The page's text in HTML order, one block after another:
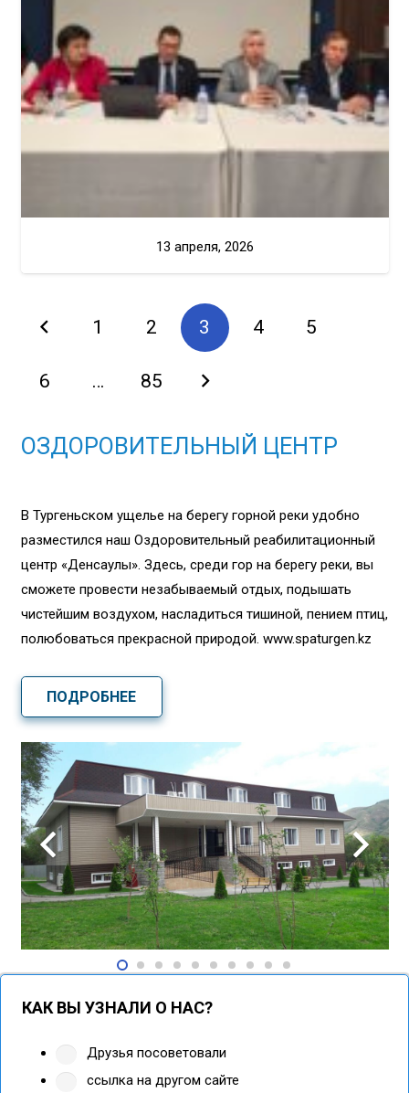
13 апреля, 2026
1 2 3 4 5
6 … 85
ОЗДОРОВИТЕЛЬНЫЙ ЦЕНТР
В Тургеньском ущелье на берегу горной реки удобно
разместился наш Оздоровительный реабилитационный
центр «Денсаулық». Здесь, среди гор на берегу реки, вы
сможете провести незабываемый отдых, подышать
чистейшим воздухом, насладиться тишиной, пением птиц,
полюбоваться прекрасной природой. www.spaturgen.kz
ПОДРОБНЕЕ
КАК ВЫ УЗНАЛИ О НАС?
Друзья посоветовали
ссылка на другом сайте